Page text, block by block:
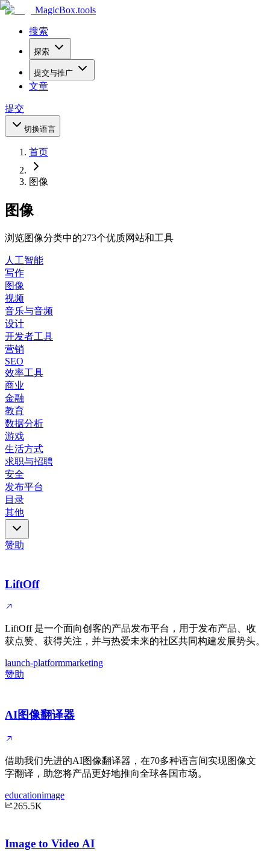
MagicBox.tools
搜索
探索
提交与推广
文章
提交
切换语言
首页
图像
图像
浏览图像分类中的273个优质网站和工具
人工智能
写作
图像
视频
音乐与音频
设计
开发者工具
营销
SEO
效率工具
商业
金融
教育
数据分析
游戏
生活方式
求职与招聘
安全
发布平台
目录
其他
赞助
LiftOff
LiftOff 是一个面向创客的产品发布平台，用于发布产品、收
获点赞、获得关注，并与热爱未来的社区共同构建发展势头。
launch-platformmarketing
赞助
AI图像翻译器
借助我们先进的AI图像翻译器，在70多种语言间实现图像文
字翻译，助您将产品更好地推向全球各国市场。
educationimage
265.5K
Image to Video AI